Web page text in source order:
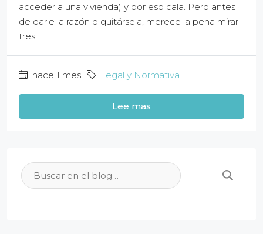
acceder a una vivienda) y por eso cala. Pero antes
de darle la razón o quitársela, merece la pena mirar
tres...
hace 1 mes Legal y Normativa
Lee mas